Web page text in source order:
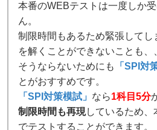
本番のWEBテストは一度しか
ん。
制限時間もあるため緊張してし
を解くことができないことも、
そうならないためにも
「SPI対
とがおすすめです。
「SPI対策模試」 なら1科目5分
制限時間も再現しているため、
でテストすることができます。